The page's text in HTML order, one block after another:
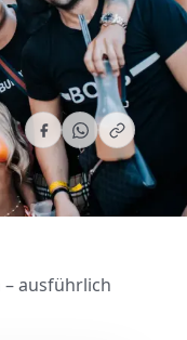
ausführlich